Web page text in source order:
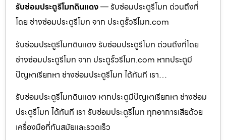
รับซ่อมประตูรีโมทดินแดง— รับซ่อมประตูรีโมท ด่วนถึงที่
โดย ช่างซ่อมประตูรีโมท จาก ประตูรั้วรีโมท.com
รับซ่อมประตูรีโมทดินแดง รับซ่อมประตูรีโมท ด่วนถึงที่โดย
ช่างซ่อมประตูรีโมท จาก ประตูรั้วรีโมท.com หากประตูมี
ปัญหาเรียกหา ช่างซ่อมประตูรีโมท ได้ทันที เรา…
รับซ่อมประตูรีโมทดินแดง หากประตูมีปัญหาเรียกหา ช่างซ่อม
ประตูรีโมท ได้ทันที เรา รับซ่อมประตูรีโมท ทุกอาการเสียด้วย
เครื่องมือที่ทันสมัยและรวดเร็ว